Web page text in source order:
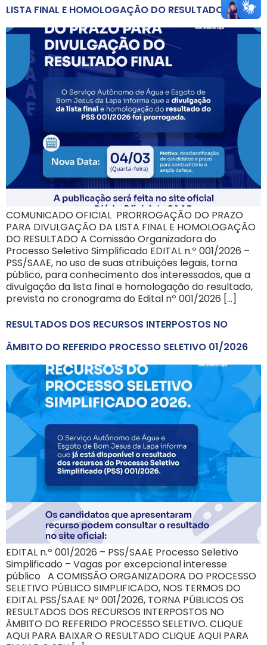
LISTA FINAL E HOMOLOGAÇÃO DO RESULTADO
COMUNICADO OFICIAL PRORROGAÇÃO DO PRAZO
PARA DIVULGAÇÃO DA LISTA FINAL E HOMOLOGAÇÃO
DO RESULTADO A Comissão Organizadora do
Processo Seletivo Simplificado EDITAL n.º 001/2026 –
PSS/SAAE, no uso de suas atribuições legais, torna
público, para conhecimento dos interessados, que a
divulgação da lista final e homologação do resultado,
prevista no cronograma do Edital nº 001/2026 […]
RESULTADOS DOS RECURSOS INTERPOSTOS NO
ÂMBITO DO REFERIDO PROCESSO SELETIVO 01/2026
EDITAL n.º 001/2026 – PSS/SAAE Processo Seletivo
Simplificado – Vagas por excepcional interesse
público A COMISSÃO ORGANIZADORA DO PROCESSO
SELETIVO PÚBLICO SIMPLIFICADO, NOS TERMOS DO
EDITAL PSS/SAAE Nº 001/2026, TORNA PÚBLICOS OS
RESULTADOS DOS RECURSOS INTERPOSTOS NO
ÂMBITO DO REFERIDO PROCESSO SELETIVO. CLIQUE
AQUI PARA BAIXAR O RESULTADO CLIQUE AQUI PARA